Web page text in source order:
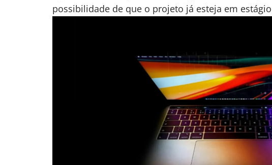
possibilidade de que o projeto já esteja em